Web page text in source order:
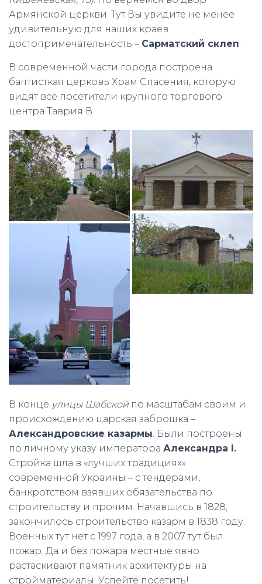
Армянской церкви. Тут Вы увидите не менее
удивительную для наших краев
достопримечательность – Сарматский склеп.
В современной части города построена
баптисткая церковь Храм Спасения, которую
видят все посетители крупного торгового
центра Таврия В.
В конце улицы Шабской по масштабам своим и
происхождению царская заброшка –
Александровские казармы. Были построены
по личному указу императора Александра І.
Стройка шла в «лучших традициях»
современной Украины – с тендерами,
банкротством взявших обязательства по
строительству и прочим. Начавшись в 1828,
закончилось строительство казарм в 1838 году.
Военных тут нет с 1997 года, а в 2007 тут был
пожар. Да и без пожара местные явно
растаскивают памятник архитектуры на
стройматериалы. Успейте посетить!